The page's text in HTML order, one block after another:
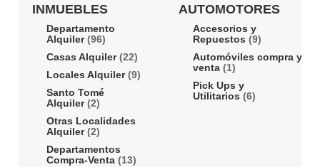
INMUEBLES
Departamento
Alquiler(96)
Casas Alquiler(22)
Locales Alquiler(9)
Santo Tomé
Alquiler(2)
Otras Localidades
Alquiler(2)
Departamentos
Compra-Venta (13)
AUTOMOTORES
Accesorios y
Repuestos (9)
Automóviles compra y
venta (1)
Pick Ups y
Utilitarios (6)